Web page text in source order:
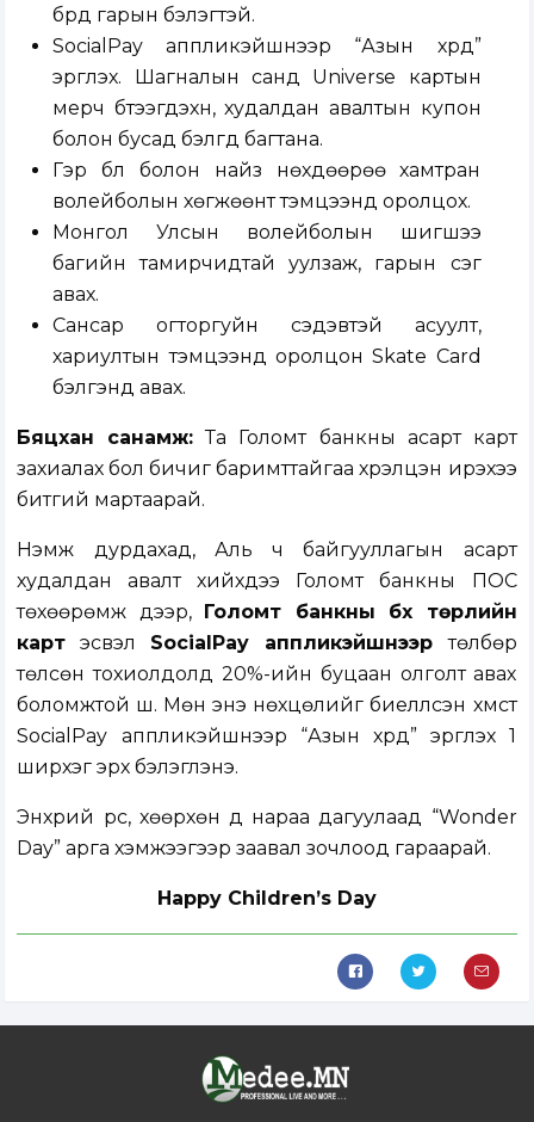
бүрд гарын бэлэгтэй.
SocialPay аппликэйшнээр “Азын хүрд”
эргүүлэх. Шагналын санд Universe картын
мерч бүтээгдэхүүн, худалдан авалтын купон
болон бусад бэлгүүд багтана.
Гэр бүл болон найз нөхдөөрөө хамтран
волейболын хөгжөөнт тэмцээнд оролцох.
Монгол Улсын волейболын шигшээ
багийн тамирчидтай уулзаж, гарын үсэг
авах.
Сансар огторгуйн сэдэвтэй асуулт,
хариултын тэмцээнд оролцон Skate Card
бэлгэнд авах.
Бяцхан санамж: Та Голомт банкны асарт карт
захиалах бол бичиг баримттайгаа хүрэлцэн ирэхээ
битгий мартаарай.
Нэмж дурдахад, Аль ч байгууллагын асарт
худалдан авалт хийхдээ Голомт банкны ПОС
төхөөрөмж дээр, Голомт банкны бүх төрлийн
карт эсвэл SocialPay аппликэйшнээр төлбөр
төлсөн тохиолдолд 20%-ийн буцаан олголт авах
боломжтой шүү. Мөн энэ нөхцөлийг биелүүлсэн хүмүүст
SocialPay аппликэйшнээр “Азын хүрд” эргүүлэх 1
ширхэг эрх бэлэглэнэ.
Энхрий үрс, хөөрхөн дүү нараа дагуулаад “Wonder
Day” арга хэмжээгээр заавал зочлоод гараарай.
Happy Children’s Day